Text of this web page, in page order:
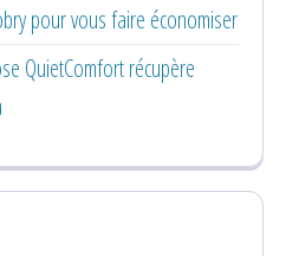
pour vous faire économiser
QuietComfort récupère